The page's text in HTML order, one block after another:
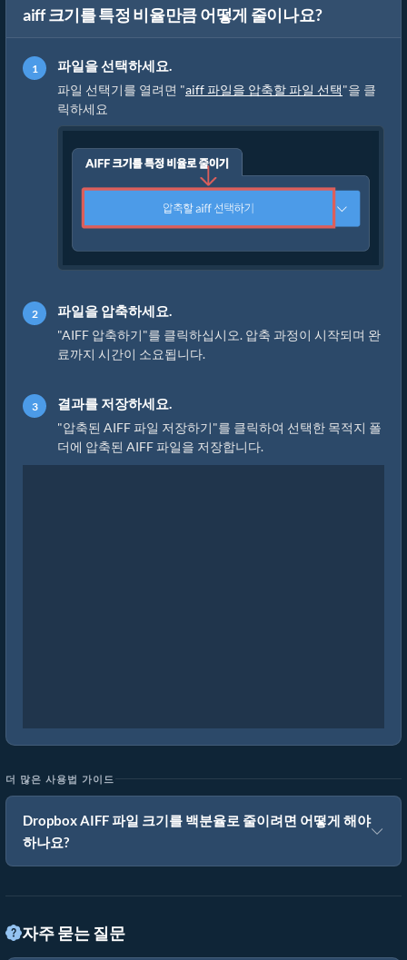
aiff 크기를 특정 비율만큼 어떻게 줄이나요?
파일을 선택하세요.
파일 선택기를 열려면 "aiff 파일을 압축할 파일 선택"을 클
릭하세요
파일을 압축하세요.
"AIFF 압축하기"를 클릭하십시오. 압축 과정이 시작되며 완
료까지 시간이 소요됩니다.
결과를 저장하세요.
"압축된 AIFF 파일 저장하기"를 클릭하여 선택한 목적지 폴
더에 압축된 AIFF 파일을 저장합니다.
더 많은 사용법 가이드
Dropbox AIFF 파일 크기를 백분율로 줄이려면 어떻게 해야
하나요?
자주 묻는 질문